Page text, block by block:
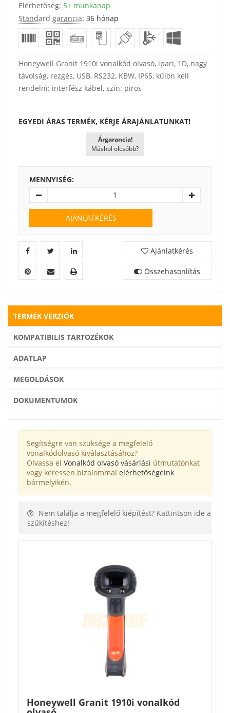
Elérhetőség: 5+ munkanap
Standard garancia: 36 hónap
Honeywell Granit 1910i vonalkód olvasó, ipari, 1D, nagy
távolság, rezgés, USB, RS232, KBW, IP65, külön kell
rendelni: interfész kábel, szín: piros
EGYEDI ÁRAS TERMÉK, KÉRJE ÁRAJÁNLATUNKAT!
Árgarancia!
Máshol olcsóbb?
MENNYISÉG:
AJÁNLATKÉRÉS
Ajánlatkérés
Összehasonlítás
TERMÉK VERZIÓK
KOMPATIBILIS TARTOZÉKOK
ADATLAP
MEGOLDÁSOK
DOKUMENTUMOK
Segítségre van szüksége a megfelelő
vonalkódolvasó kiválasztásához?
Olvassa el Vonalkód olvasó vásárlási útmutatónkat
vagy keressen bizalommal elérhetőségeink
bármelyikén.
Nem találja a megfelelő kiépítést? Kattintson ide a
szűkítéshez!
Honeywell Granit 1910i vonalkód